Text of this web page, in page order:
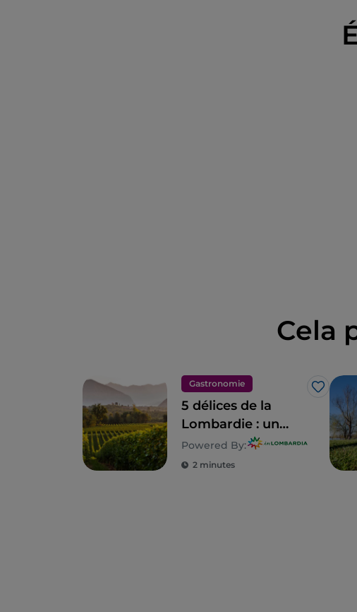
Cela
Gastronomie
J’aime
5 délices de la
Lombardie : un
territoire à
savourer
Powered By:
2 minutes